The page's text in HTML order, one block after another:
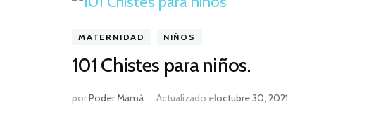
MATERNIDAD NIÑOS
101 Chistes para niños.
porPoder Mamá Actualizado eloctubre 30, 2021